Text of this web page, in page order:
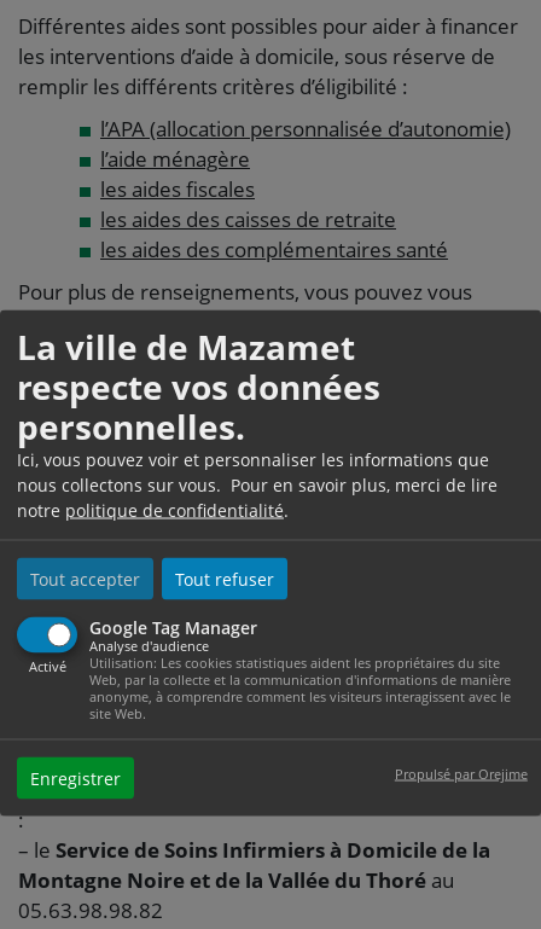
La ville de Mazamet
respecte vos données
personnelles.
Ici, vous pouvez voir et personnaliser les informations que
nous collectons sur vous. Pour en savoir plus, merci de lire
notre politique de confidentialité.
Tout accepter Tout refuser
Google Tag Manager
Activé
Analyse d'audience
Utilisation: Les cookies statistiques aident les propriétaires du site
Web, par la collecte et la communication d'informations de manière
anonyme, à comprendre comment les visiteurs interagissent avec le
site Web.
Enregistrer Propulsé par Orejime
Différentes aides sont possibles pour aider à financer
les interventions d’aide à domicile, sous réserve de
remplir les différents critères d’éligibilité :
l’APA (allocation personnalisée d’autonomie)
l’aide ménagère
les aides fiscales
les aides des caisses de retraite
les aides des complémentaires santé
Pour plus de renseignements, vous pouvez vous
de la Mairie de Mazamet au 05.63.61.02.55.
SE FAIRE SOIGNER À
DOMICILE
Pour éviter l’hospitalisation, l’entrée dans un
établissement spécialisé ou pour aider à la sortie de
l’hôpital, une réponse médico-sociale est en place
avec un service de soins à domicile comprenant la
garde des personnes âgées, les soins infirmiers à
Pour plus de renseignements, vous pouvez contacter
:
– le Service de Soins Infirmiers à Domicile de la
Montagne Noire et de la Vallée du Thoré au
05.63.98.98.82